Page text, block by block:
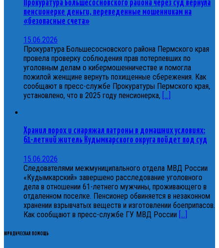
Прокуратура Большесосновского района через суд вернула
пенсионерке деньги, переведенные мошенникам на
«безопасные счета»
15.06.2026
Прокуратура Большесосновского района Пермского края
провела проверку соблюдения прав потерпевших по
уголовным делам о кибермошенничестве и помогла
пожилой женщине вернуть похищенные сбережения. Как
сообщают в пресс-службе Прокуратуры Пермского края,
установлено, что в 2025 году пенсионерка, [...]
Хранил порох и снаряжал патроны в домашних условиях:
61-летний житель Кудымкарского округа пойдет под суд
15.06.2026
Следователями межмуниципального отдела МВД России
«Кудымкарский» завершено расследование уголовного
дела в отношении 61-летнего мужчины, проживающего в
отдаленном поселке. Пенсионер обвиняется в незаконном
хранении взрывчатых веществ и изготовлении боеприпасов.
Как сообщают в пресс-службе ГУ МВД России
ЮРИДИЧЕСКАЯ ПОМОЩЬ